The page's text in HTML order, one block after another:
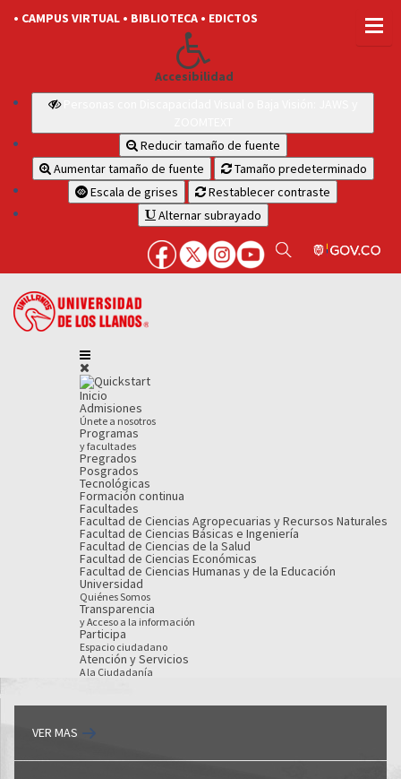
• CAMPUS VIRTUAL • BIBLIOTECA • EDICTOS
Accesibilidad
Reducir tamaño de fuente
Aumentar tamaño de fuente
Tamaño predeterminado
Escala de grises
Restablecer contraste
Alternar subrayado
Inicio
Admisiones
Únete a nosotros
Programas
y facultades
Pregrados
Posgrados
Tecnológicas
Formación continua
Facultades
Facultad de Ciencias Agropecuarias y Recursos Naturales
Facultad de Ciencias Básicas e Ingeniería
Facultad de Ciencias de la Salud
Facultad de Ciencias Económicas
Facultad de Ciencias Humanas y de la Educación
Universidad
Quiénes Somos
Transparencia
y Acceso a la información
Participa
Espacio ciudadano
Atención y Servicios
A la Ciudadanía
VER MAS